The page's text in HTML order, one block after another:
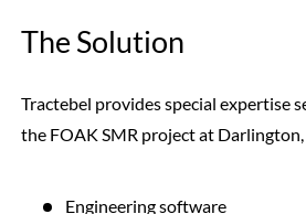
The Solution
Tractebel provides special expertise
the FOAK SMR project at
Engineering software